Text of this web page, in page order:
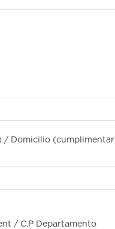
/ Domicilio (cumplimentar
/ C.P Departamento